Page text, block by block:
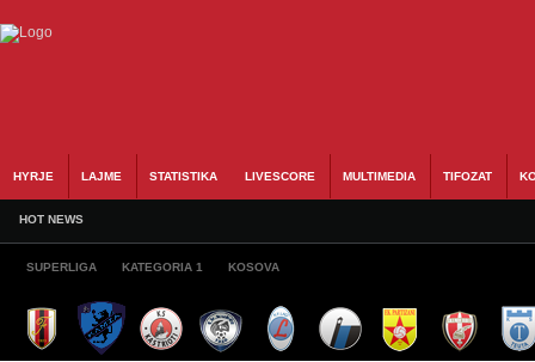
HYRJE LAJME STATISTIKA LIVESCORE MULTIMEDIA TIFOZAT
HOT NEWS
SUPERLIGA KATEGORIA 1 KOSOVA